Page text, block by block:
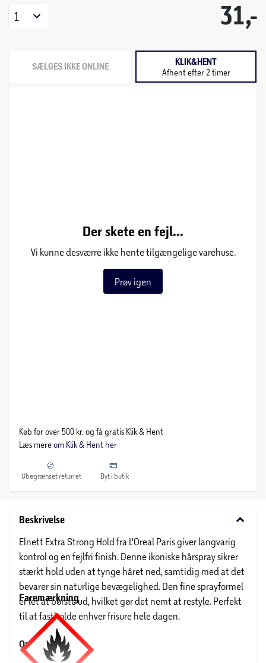
31,-
1
SÆLGES IKKE ONLINE KLIK&HENT
Afhent efter 2 timer
Der skete en fejl...
Vi kunne desværre ikke hente tilgængelige varehuse.
Prøv igen
Køb for over 500 kr. og få gratis Klik & Hent
Læs mere om Klik & Hent her
Ubegrænset returret Byt i butik
Beskrivelse keyboard_arrow_down
Elnett Extra Strong Hold fra L'Oreal Paris giver langvarig
kontrol og en fejlfri finish. Denne ikoniske hårspray sikrer
stærkt hold uden at tynge håret ned, samtidig med at det
bevarer sin naturlige bevægelighed. Den fine sprayformel
er let at børste ud, hvilket gør det nemt at restyle. Perfekt
til at fastholde enhver frisure hele dagen.
Om L'Oréal Paris
Faremærkning